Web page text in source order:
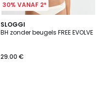
30% VANAF 2*
SLOGGI
BH zonder beugels FREE EVOLVE
29.00 €
3
/